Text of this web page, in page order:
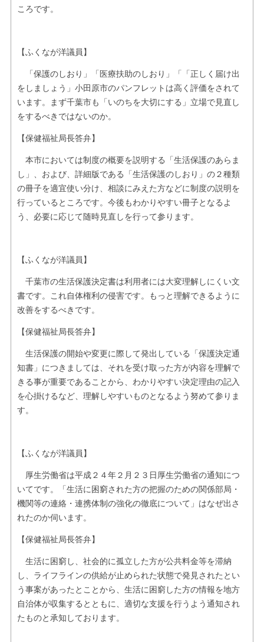
ころです。
【ふくなが洋議員】
「保護のしおり」「医療扶助のしおり」「「正しく届け出
をしましょう」小田原市のパンフレットは高く評価をされて
います。まず千葉市も「いのちを大切にする」立場で見直し
をするべきではないのか。
【保健福祉局長答弁】
本市においては制度の概要を説明する「生活保護のあらま
し」、および、詳細版である「生活保護のしおり」の２種類
の冊子を適宜使い分け、相談にみえた方などに制度の説明を
行っているところです。今後もわかりやすい冊子となるよ
う、必要に応じて随時見直しを行って参ります。
【ふくなが洋議員】
千葉市の生活保護決定書は利用者には大変理解しにくい文
書です。これ自体権利の侵害です。もっと理解できるように
改善をするべきです。
【保健福祉局長答弁】
生活保護の開始や変更に際して発出している「保護決定通
知書」につきましては、それを受け取った方が内容を理解で
きる事が重要であることから、わかりやすい決定理由の記入
を心掛けるなど、理解しやすいものとなるよう努めて参りま
す。
【ふくなが洋議員】
厚生労働省は平成２４年２月２３日厚生労働省の通知につ
いてです。「生活に困窮された方の把握のための関係部局・
機関等の連絡・連携体制の強化の徹底について」はなぜ出さ
れたのか伺います。
【保健福祉局長答弁】
生活に困窮し、社会的に孤立した方が公共料金等を滞納
し、ライフラインの供給が止められた状態で発見されたとい
う事案があったとことから、生活に困窮した方の情報を地方
自治体が収集するとともに、適切な支援を行うよう通知され
たものと承知しております。